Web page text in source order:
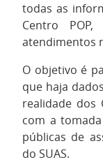
todas as
Centro
atendimentos
O objetivo é
que haja
realidade dos
com a
públicas de
do SUAS.